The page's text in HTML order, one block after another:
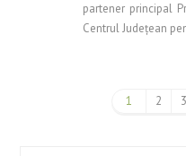
partener principal
Centrul Judeţean
1 2 3